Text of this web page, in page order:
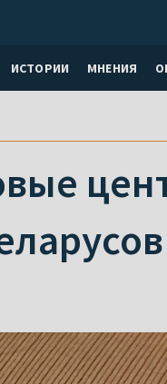
ИСТОРИИ МНЕНИЯ